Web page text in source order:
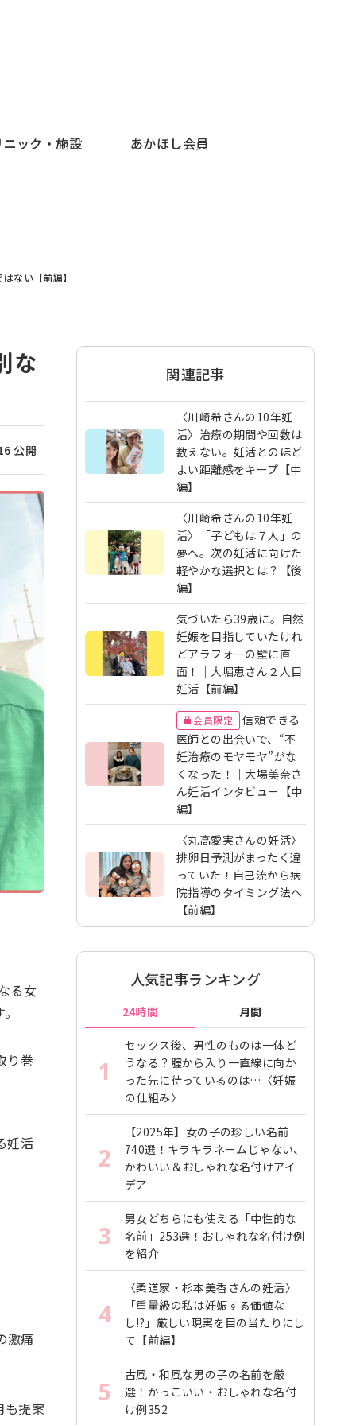
ック・施設 あかほし会員
ない【前編】
な
公開
る女
り巻
妊活
激痛
も提案
関連記事
〈川崎希さんの10年妊
活〉治療の期間や回数は
数えない。妊活とのほど
よい距離感をキープ【中
編】
〈川崎希さんの10年妊
活〉「子どもは７人」の
夢へ。次の妊活に向けた
軽やかな選択とは？【後
編】
気づいたら39歳に。自然
妊娠を目指していたけれ
どアラフォーの壁に直
面！｜大堀恵さん２人目
妊活【前編】
会員限定
信頼できる
医師との出会いで、“不
妊治療のモヤモヤ”がな
くなった！｜大場美奈さ
ん妊活インタビュー【中
編】
〈丸高愛実さんの妊活〉
排卵日予測がまったく違
っていた！自己流から病
院指導のタイミング法へ
【前編】
人気記事ランキング
24時間 月間
1
セックス後、男性のものは一体ど
うなる？腟から入り一直線に向か
った先に待っているのは…〈妊娠
の仕組み〉
2
【2025年】女の子の珍しい名前
740選！キラキラネームじゃない、
かわいい＆おしゃれな名付けアイ
デア
3
男女どちらにも使える「中性的な
名前」253選！おしゃれな名付け例
を紹介
4
〈柔道家・杉本美香さんの妊活〉
「重量級の私は妊娠する価値な
し!?」厳しい現実を目の当たりにし
て【前編】
5
古風・和風な男の子の名前を厳
選！かっこいい・おしゃれな名付
け例352